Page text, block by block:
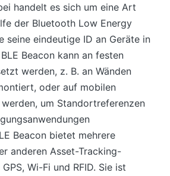
handelt es sich um eine Art
der Bluetooth Low Energy
seine eindeutige ID an Geräte in
Beacon kann an festen
werden, z. B. an Wänden
oder auf mobilen
um Standortreferenzen
Beacon bietet mehrere
anderen Asset-Tracking-
Wi-Fi und RFID. Sie ist